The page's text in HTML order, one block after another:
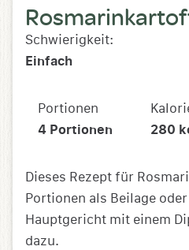
Schwierigkeit:
Einfach
Portionen
4 Portionen 280
Dieses Rezept für
Portionen als Beilage
Hauptgericht mit einem
dazu.